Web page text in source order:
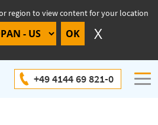
region to view content for your location
+49 4144 69 821-0
STGM